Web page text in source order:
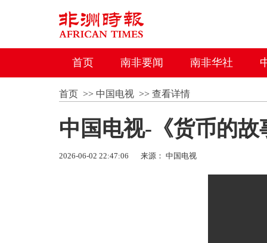
首页 南非要闻 南非华社
首页>> 中国电视>> 查看详情
中国电视-《货币的故
2026-06-02 22:47:06 来源： 中国电视